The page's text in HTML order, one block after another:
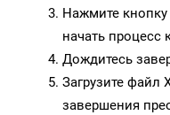
Нажмите кнопку
начать процесс
Дождитесь
Загрузите файл
завершения